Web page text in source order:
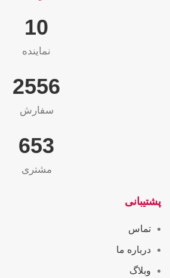
10
نماینده
2565
سفارش
655
مشتری
پشتیبانی
تماس
درباره ما
وبلاگ